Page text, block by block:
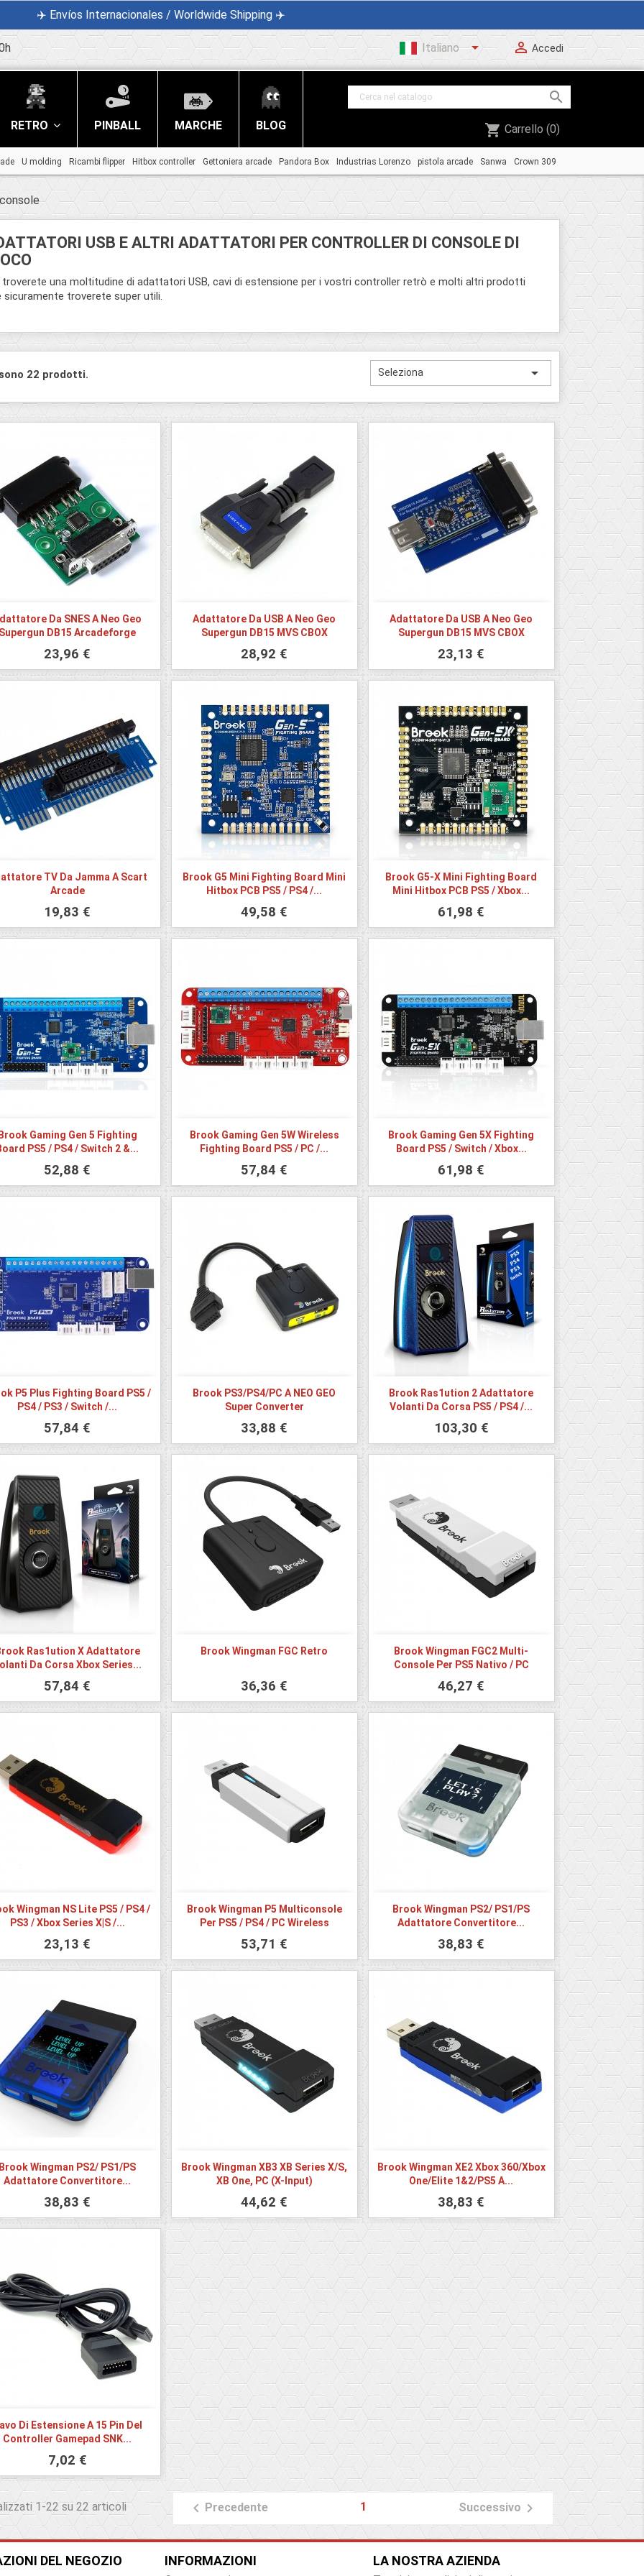
✈️ Envíos Internacionales / Worldwide Shipping ✈️
Italiano   Accedi
RETRO PINBALL MARCHE BLOG

shopping_cart Carrello (0)
U molding Ricambi flipper Hitbox controller Gettoniera arcade Pandora Box Industrias Lorenzo pistola arcade Sanwa Crown 309
USB E ALTRI ADATTATORI PER CONTROLLER DI CONSOLE DI
troverete una moltitudine di adattatori USB, cavi di estensione per i vostri controller retrò e molti altri prodotti
sicuramente troverete super utili.
22 prodotti. Seleziona 
Da SNES A Neo Geo
DB15 Arcadeforge
23,96 €
Adattatore Da USB A Neo Geo
Supergun DB15 MVS CBOX
28,92 €
Adattatore Da USB A Neo Geo
Supergun DB15 MVS CBOX
23,13 €
TV Da Jamma A Scart
Arcade
19,83 €
Brook G5 Mini Fighting Board Mini
Hitbox PCB PS5 / PS4 /...
49,58 €
Brook G5-X Mini Fighting Board
Mini Hitbox PCB PS5 / Xbox...
61,98 €
Gaming Gen 5 Fighting
PS5 / PS4 / Switch 2 &...
52,88 €
Brook Gaming Gen 5W Wireless
Fighting Board PS5 / PC /...
57,84 €
Brook Gaming Gen 5X Fighting
Board PS5 / Switch / Xbox...
61,98 €
P5 Plus Fighting Board PS5 /
PS4 / PS3 / Switch /...
57,84 €
Brook PS3/PS4/PC A NEO GEO
Super Converter
33,88 €
Brook Ras1ution 2 Adattatore
Volanti Da Corsa PS5 / PS4 /...
103,30 €
Ras1ution X Adattatore
Da Corsa Xbox Series...
57,84 €
Brook Wingman FGC Retro
36,36 €
Brook Wingman FGC2 Multi-
Console Per PS5 Nativo / PC
46,27 €
Wingman NS Lite PS5 / PS4 /
PS3 / Xbox Series X|S /...
23,13 €
Brook Wingman P5 Multiconsole
Per PS5 / PS4 / PC Wireless
53,71 €
Brook Wingman PS2/ PS1/PS
Adattatore Convertitore...
38,83 €
Wingman PS2/ PS1/PS
Adattatore Convertitore...
38,83 €
Brook Wingman XB3 XB Series X/S,
XB One, PC (X-Input)
44,62 €
Brook Wingman XE2 Xbox 360/Xbox
One/Elite 1&2/PS5 A...
38,83 €
Di Estensione A 15 Pin Del
Controller Gamepad SNK...
7,02 €
1-22 su 22 articoli  Precedente 1 Successivo 
DEL NEGOZIO INFORMAZIONI LA NOSTRA AZIENDA